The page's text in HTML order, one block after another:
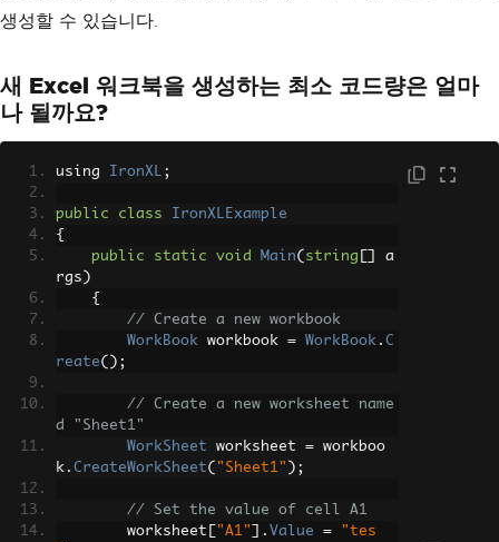
생성할 수 있습니다.
새 Excel 워크북을 생성하는 최소 코드량은 얼마
나 될까요?
using IronXL ;
public class
IronXLExample
{
public
static void Main( string
a
rgs )
{
// Create a new workbook
WorkBook workbook = WorkBook . C
reate();
// Create a new worksheet name
d "Sheet1"
WorkSheet worksheet = workboo
k . CreateWorkSheet( "Sheet1" );
// Set the value of cell A1
        worksheet
"A1" ]. Value =
"tes